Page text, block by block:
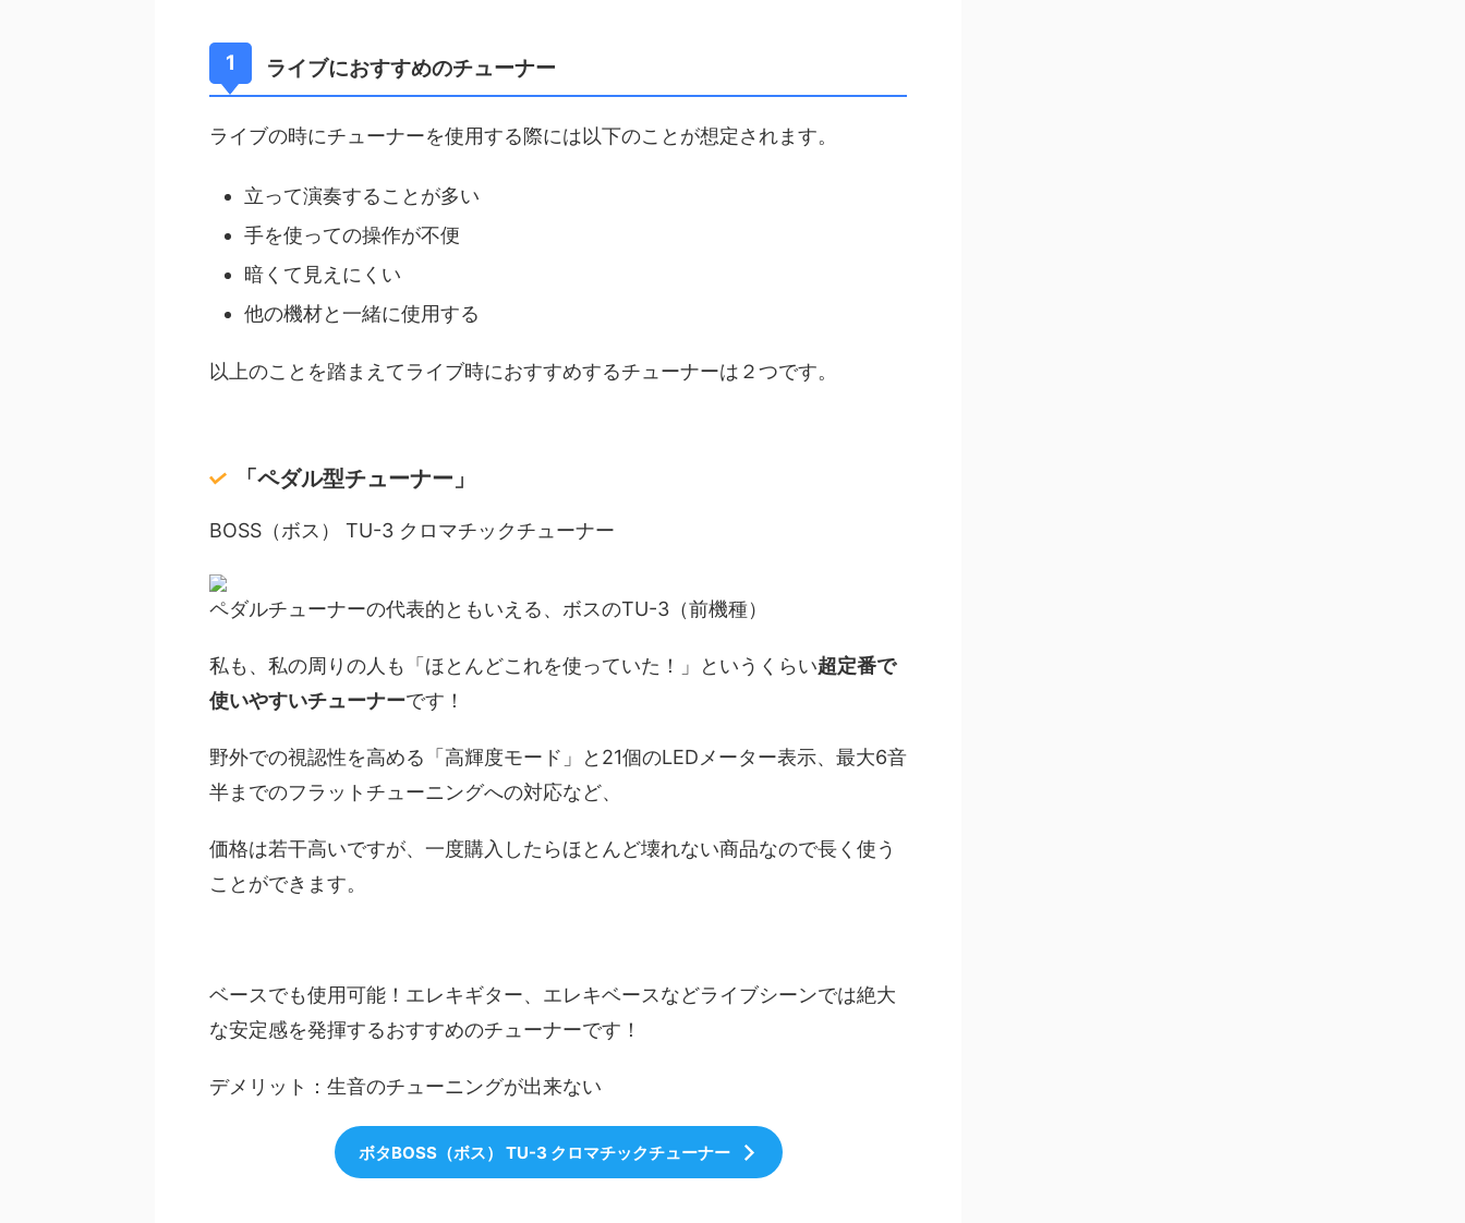
ライブにおすすめのチューナー
ライブの時にチューナーを使用する際には以下のことが想定されます。
立って演奏することが多い
手を使っての操作が不便
暗くて見えにくい
他の機材と一緒に使用する
以上のことを踏まえてライブ時におすすめするチューナーは２つです。
「ペダル型チューナー」
BOSS（ボス） TU-3 クロマチックチューナー
ペダルチューナーの代表的ともいえる、ボスのTU-3（前機種）
私も、私の周りの人も 「ほとんどこれを使っていた！」 というくらい超定番で
使いやすいチューナーです！
野外での視認性を高める「高輝度モード」と21個のLEDメーター表示、最大6音
半までのフラットチューニングへの対応など、
価格は若干高いですが、一度購入したらほとんど壊れない商品なので長く使う
ことができます。
ベースでも使用可能！エレキギター、エレキベースなどライブシーンでは絶大
な安定感を発揮するおすすめのチューナーです！
デメリット：生音のチューニングが出来ない
ボタBOSS（ボス） TU-3 クロマチックチューナー